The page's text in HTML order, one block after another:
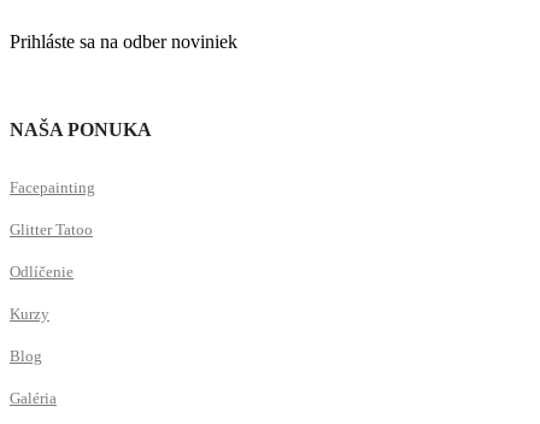
Prihláste sa na odber noviniek
NAŠA PONUKA
Facepainting
Glitter Tatoo
Odlíčenie
Kurzy
Blog
Galéria